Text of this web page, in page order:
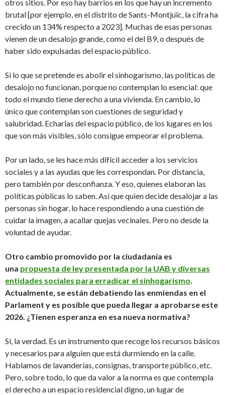
otros sitios. Por eso hay barrios en los que hay un incremento
brutal [por ejemplo, en el distrito de Sants-Montjuïc, la cifra ha
crecido un 134% respecto a 2023]. Muchas de esas personas
vienen de un desalojo grande, como el del B9, o después de
haber sido expulsadas del espacio público.
Si lo que se pretende es abolir el sinhogarismo, las políticas de
desalojo no funcionan, porque no contemplan lo esencial: que
todo el mundo tiene derecho a una vivienda. En cambio, lo
único que contemplan son cuestiones de seguridad y
salubridad. Echarlas del espacio público, de los lugares en los
que son más visibles, sólo consigue empeorar el problema.
Por un lado, se les hace más difícil acceder a los servicios
sociales y a las ayudas que les correspondan. Por distancia,
pero también por desconfianza. Y eso, quienes elaboran las
políticas públicas lo saben. Así que quien decide desalojar a las
personas sin hogar, lo hace respondiendo a una cuestión de
cuidar la imagen, a acallar quejas vecinales. Pero no desde la
voluntad de ayudar.
Otro cambio promovido por la ciudadanía es
una propuesta de ley presentada por la UAB y diversas
entidades sociales para erradicar el sinhogarismo.
Actualmente, se están debatiendo las enmiendas en el
Parlament y es posible que pueda llegar a aprobarse este
2026. ¿Tienen esperanza en esa nueva normativa?
Sí, la verdad. Es un instrumento que recoge los recursos básicos
y necesarios para alguien que está durmiendo en la calle.
Hablamos de lavanderías, consignas, transporte público, etc.
Pero, sobre todo, lo que da valor a la norma es que contempla
el derecho a un espacio residencial digno, un lugar de